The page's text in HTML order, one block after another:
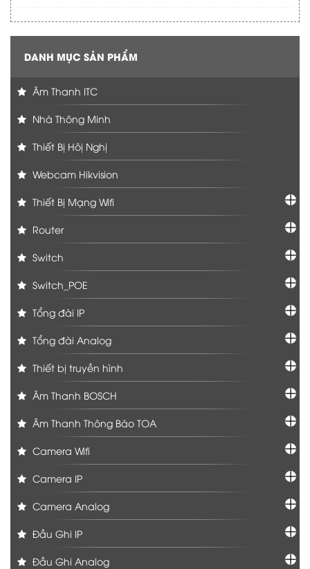
DANH MỤC SẢN PHẨM
Âm Thanh ITC
Nhà Thông Minh
Thiết Bị Hôị Nghị
Webcam Hikvision
Thiết Bị Mạng Wifi
Router
Switch
Switch_POE
Tổng đài IP
Tổng đài Analog
Thiết bị truyền hình
Âm Thanh BOSCH
Âm Thanh Thông Báo TOA
Camera Wifi
Camera IP
Camera Analog
Đầu Ghi IP
Đầu Ghi Analog